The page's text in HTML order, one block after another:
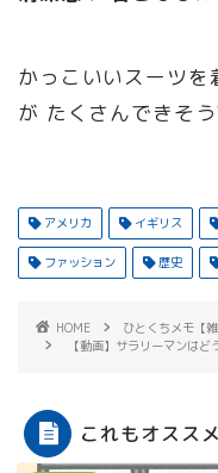
かっこいいスーツを
が たくさんできそう
アメリカ イギリス
ファッション 歴史
HOME
ひとくちメモ【雑
【動画】サラリーマンは
これもオスス